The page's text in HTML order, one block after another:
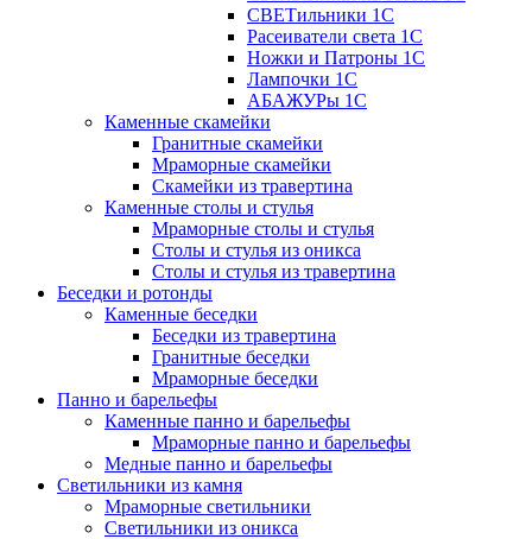
СВЕТильники 1С
Расеиватели света 1С
Ножки и Патроны 1С
Лампочки 1С
АБАЖУРы 1С
Каменные скамейки
Гранитные скамейки
Мраморные скамейки
Скамейки из травертина
Каменные столы и стулья
Мраморные столы и стулья
Столы и стулья из оникса
Столы и стулья из травертина
Беседки и ротонды
Каменные беседки
Беседки из травертина
Гранитные беседки
Мраморные беседки
Панно и барельефы
Каменные панно и барельефы
Мраморные панно и барельефы
Медные панно и барельефы
Светильники из камня
Мраморные светильники
Светильники из оникса